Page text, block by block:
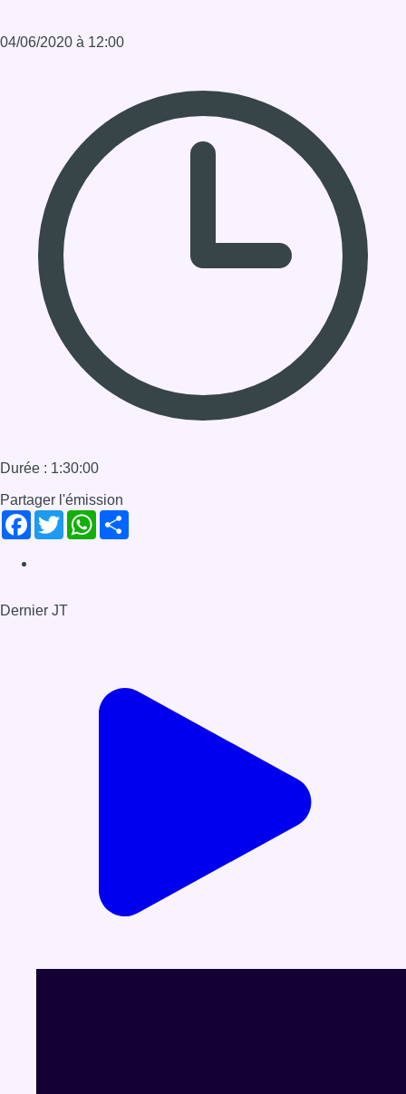
Durée : 1:30:00
Partager l'émission
Facebook
Twitter